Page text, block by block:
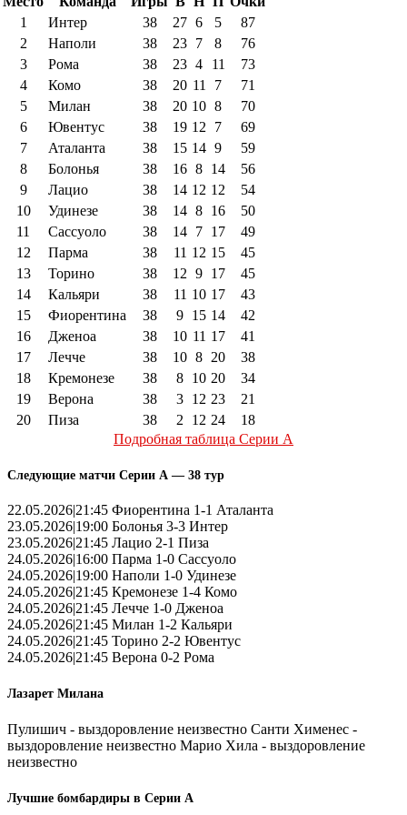
1
Интер 38 27 6 5
87
2
Наполи 38 23 7 8
76
3
Рома 38 23 4 11
73
4
Комо 38 20 11 7
71
5
Милан 38 20 10 8
70
6
Ювентус 38 19 12 7
69
7
Аталанта 38 15 14 9
59
8
Болонья 38 16 8 14
56
9
Лацио 38 14 12 12
54
10
Удинезе 38 14 8 16
50
11
Сассуоло 38 14 7 17
49
12
Парма 38 11 12 15
45
13
Торино 38 12 9 17
45
14
Кальяри 38 11 10 17
43
15
Фиорентина 38 9 15 14
42
16
Дженоа 38 10 11 17
41
17
Лечче 38 10 8 20
38
18
Кремонезе 38 8 10 20
34
19
Верона 38 3 12 23
21
20
Пиза 38 2 12 24
18
Подробная таблица Серии А
Следующие матчи Серии А — 38 тур
22.05.2026|21:45 Фиорентина 1-1 Аталанта
23.05.2026|19:00 Болонья 3-3 Интер
23.05.2026|21:45 Лацио 2-1 Пиза
24.05.2026|16:00 Парма 1-0 Сассуоло
24.05.2026|19:00 Наполи 1-0 Удинезе
24.05.2026|21:45 Кремонезе 1-4 Комо
24.05.2026|21:45 Лечче 1-0 Дженоа
24.05.2026|21:45 Милан 1-2 Кальяри
24.05.2026|21:45 Торино 2-2 Ювентус
24.05.2026|21:45 Верона 0-2 Рома
Лазарет Милана
Пулишич - выздоровление неизвестно Санти Хименес -
выздоровление неизвестно Марио Хила - выздоровление
неизвестно
Лучшие бомбардиры в Серии А